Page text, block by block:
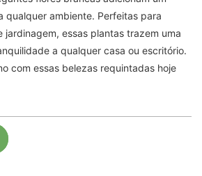
qualquer ambiente. Perfeitas para
jardinagem, essas plantas trazem uma
a qualquer casa ou escritório.
com essas belezas requintadas hoje